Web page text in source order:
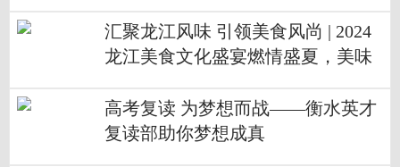
汇聚龙江风味 引领美食风尚 | 2024
龙江美食文化盛宴燃情盛夏，美味
高考复读 为梦想而战——衡水英才
复读部助你梦想成真